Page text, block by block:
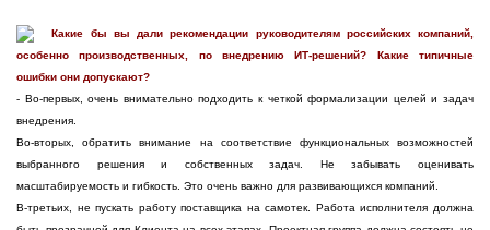
Какие бы вы дали рекомендации руководителям российских компаний,
особенно производственных, по внедрению ИТ-решений? Какие типичные
ошибки они допускают?
- Во-первых, очень внимательно подходить к четкой формализации целей и задач
внедрения.
Во-вторых, обратить внимание на соответствие функциональных возможностей
выбранного решения и собственных задач. Не забывать оценивать
масштабируемость и гибкость. Это очень важно для развивающихся компаний.
В-третьих, не пускать работу поставщика на самотек. Работа исполнителя должна